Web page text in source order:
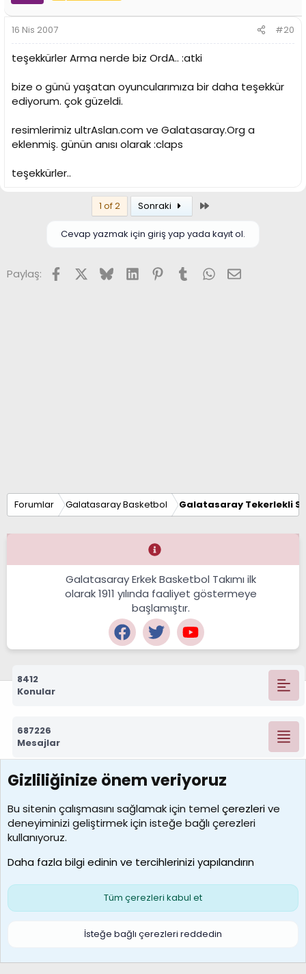
16 Nis 2007 #20
teşekkürler Arma nerde biz OrdA.. :atki
bize o günü yaşatan oyuncularımıza bir daha teşekkür
ediyorum. çok güzeldi.
resimlerimiz ultrAslan.com ve Galatasaray.Org a
eklenmiş. günün anısı olarak :claps
teşekkürler..
1 of 2 Sonraki
Cevap yazmak için giriş yap yada kayıt ol.
Paylaş: FacebookX (Twitter)
BlueskyLinkedInPinterest
TumblrWhatsApp
E-posta
Forumlar Galatasaray Basketbol Galatasaray Tekerlekli
Galatasaray Erkek Basketbol Takımı ilk
olarak 1911 yılında faaliyet göstermeye
başlamıştır.
8412
Konular
687226
Mesajlar
7388
Kullanıcılar
borabekirogluu
Son üye
Çerezler
S
Gizliliğinize önem veriyoruz
Bu sitenin çalışmasını sağlamak için temelçerezlerive
deneyiminizi geliştirmek için isteğe bağlı çerezleri
kullanıyoruz.
Daha fazla bilgi edinin ve tercihlerinizi yapılandırın
Tüm çerezleri kabul et
İsteğe bağlı çerezleri reddedin